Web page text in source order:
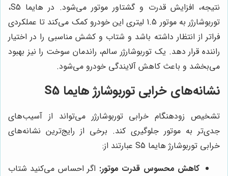
نتیجه، افزایش قدرت و گشتاور موتور می‌شود. در هایما S5،
توربوشارژر به موتور 1.5 لیتری این خودرو کمک می‌کند تا عملکردی
فراتر از انتظار داشته باشد و شتاب و کشش مناسبی را در اختیار
راننده قرار دهد. یک توربوشارژر سالم، راندمان سوخت را نیز بهبود
می‌بخشد و باعث کاهش آلایندگی خودرو می‌شود.
نشانه‌های خرابی توربوشارژ هایما S5
تشخیص زودهنگام خرابی توربوشارژر می‌تواند از آسیب‌های
جدی‌تر به موتور جلوگیری کند. برخی از رایج‌ترین نشانه‌های
خرابی توربوشارژ هایما S5 عبارتند از:
کاهش محسوس قدرت موتور: اگر احساس می‌کنید شتاب